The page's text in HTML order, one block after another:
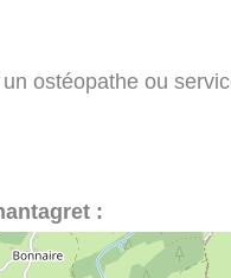
ostéopathe ou
: